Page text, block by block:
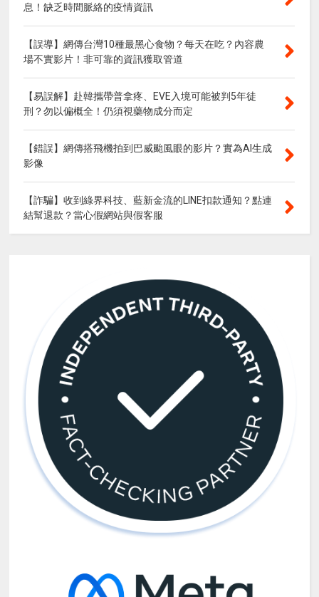
息！缺乏時間脈絡的疫情資訊
【誤導】網傳台灣10種最黑心食物？每天在吃？內容農
場不實影片！非可靠的資訊獲取管道
【易誤解】赴韓攜帶普拿疼、EVE入境可能被判5年徒
刑？勿以偏概全！仍須視藥物成分而定
【錯誤】網傳搭飛機拍到巴威颱風眼的影片？實為AI生成
影像
【詐騙】收到綠界科技、藍新金流的LINE扣款通知？點連
結幫退款？當心假網站與假客服